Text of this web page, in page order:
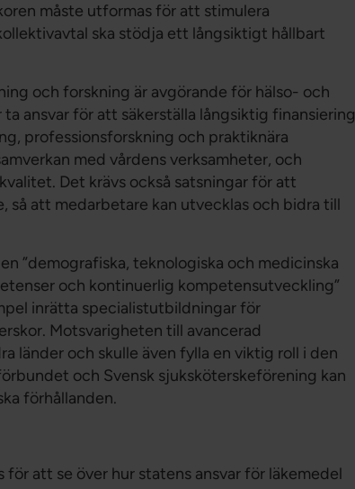
måste utformas för att stimulera
ska stödja ett långsiktigt hållbart
och forskning är avgörande för hälso- och
ansvar för att säkerställa långsiktig finansiering
professionsforskning och praktiknära
med vårdens verksamheter, och
Det krävs också satsningar för att
att medarbetare kan utvecklas och bidra till
”demografiska, teknologiska och medicinska
och kontinuerlig kompetensutveckling”
inrätta specialistutbildningar för
Motsvarigheten till avancerad
länder och skulle även fylla en viktig roll i den
och Svensk sjuksköterskeförening kan
förhållanden.
att se över hur statens ansvar för läkemedel